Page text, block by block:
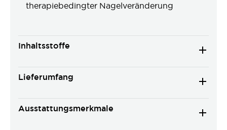
therapiebedingter Nagelveränderung
Inhaltsstoffe
Lieferumfang
Ausstattungsmerkmale